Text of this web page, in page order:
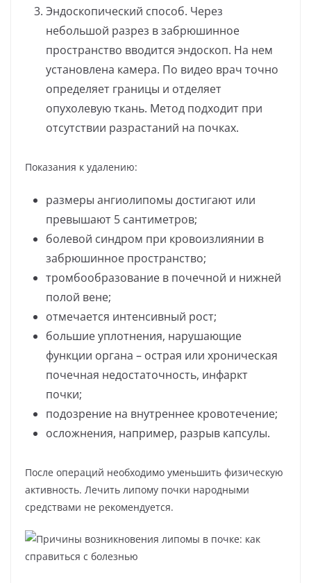
Эндоскопический способ. Через
небольшой разрез в забрюшинное
пространство вводится эндоскоп. На нем
установлена камера. По видео врач точно
определяет границы и отделяет
опухолевую ткань. Метод подходит при
отсутствии разрастаний на почках.
Показания к удалению:
размеры ангиолипомы достигают или
превышают 5 сантиметров;
болевой синдром при кровоизлиянии в
забрюшинное пространство;
тромбообразование в почечной и нижней
полой вене;
отмечается интенсивный рост;
большие уплотнения, нарушающие
функции органа – острая или хроническая
почечная недостаточность, инфаркт
почки;
подозрение на внутреннее кровотечение;
осложнения, например, разрыв капсулы.
После операций необходимо уменьшить физическую
активность. Лечить липому почки народными
средствами не рекомендуется.